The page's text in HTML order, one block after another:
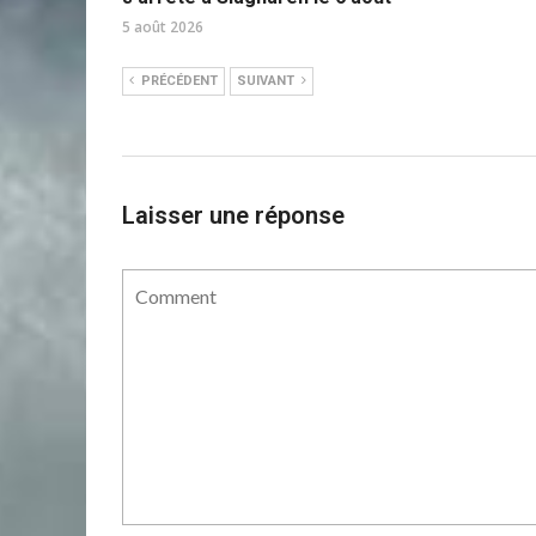
5 août 2026
PRÉCÉDENT SUIVANT
Laisser une réponse